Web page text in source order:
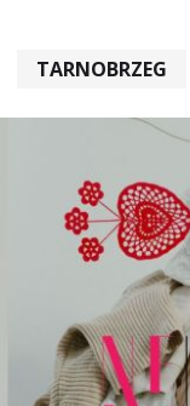
TARNOBRZEG